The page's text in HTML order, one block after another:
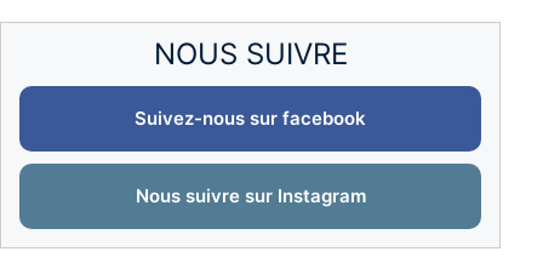
NOUS SUIVRE
Suivez-nous sur facebook
Nous suivre sur Instagram